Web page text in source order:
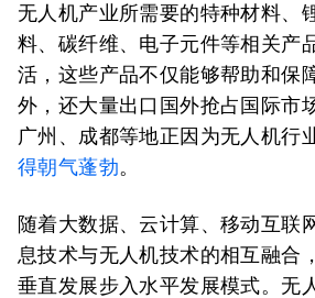
无人机产业所需要的特种材料、
料、碳纤维、电子元件等相关产
活，这些产品不仅能够帮助和保
外，还大量出口国外抢占国际市
广州、成都等地正因为无人机行
得朝气蓬勃。
随着大数据、云计算、移动互联
息技术与无人机技术的相互融合
垂直发展步入水平发展模式。无